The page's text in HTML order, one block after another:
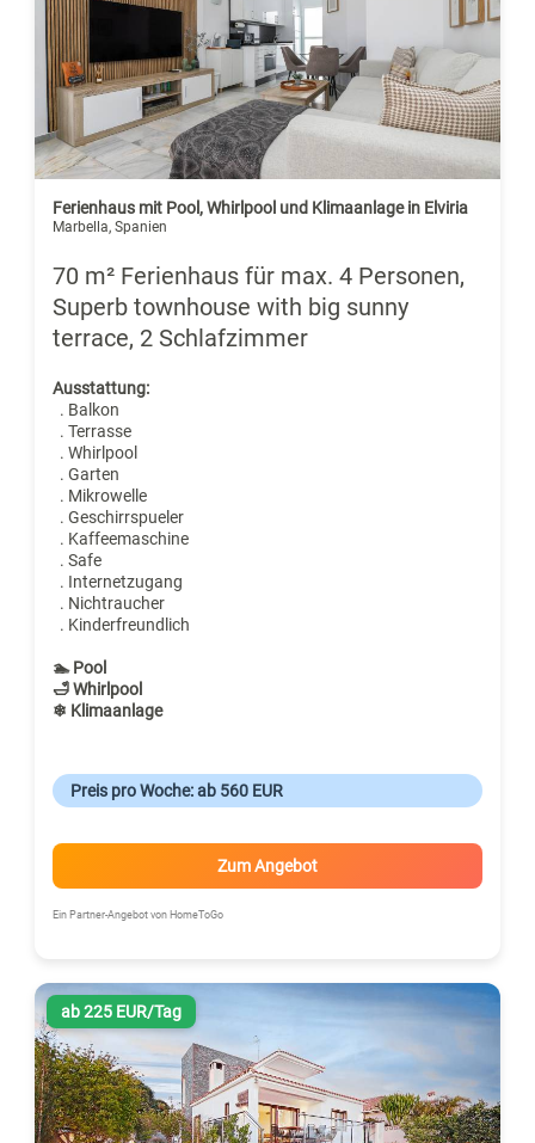
Ferienhaus mit Pool, Whirlpool und Klimaanlage in Elviria
Marbella, Spanien
70 m² Ferienhaus für max. 4 Personen,
Superb townhouse with big sunny
terrace, 2 Schlafzimmer
Ausstattung:
. Balkon
. Terrasse
. Whirlpool
. Garten
. Mikrowelle
. Geschirrspueler
. Kaffeemaschine
. Safe
. Internetzugang
. Nichtraucher
. Kinderfreundlich
🏊 Pool
🛁 Whirlpool
❄ Klimaanlage
Preis pro Woche: ab 560 EUR
Zum Angebot
Ein Partner-Angebot von HomeToGo
ab 225 EUR/Tag